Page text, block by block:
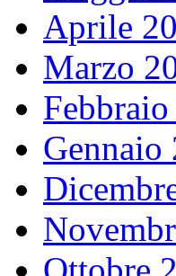
Aprile
Marzo
Gennaio